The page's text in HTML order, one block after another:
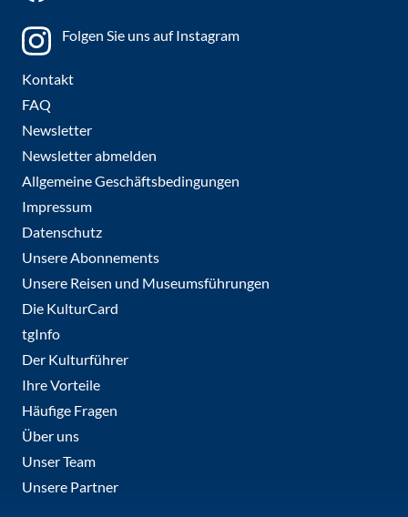
Folgen Sie uns auf Instagram
Kontakt
FAQ
Newsletter
Newsletter abmelden
Allgemeine Geschäftsbedingungen
Impressum
Datenschutz
Unsere Abonnements
Unsere Reisen und Museumsführungen
Die KulturCard
tgInfo
Der Kulturführer
Ihre Vorteile
Häufige Fragen
Über uns
Unser Team
Unsere Partner